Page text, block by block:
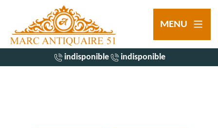
MENU
indisponible indisponible